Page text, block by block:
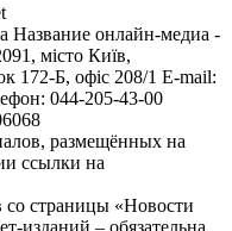
Название онлайн-медиа -
місто Київ,
Б, офіс 208/1 E-mail:
044-205-43-00
размещённых на
ссылки на
страницы «Новости
изданий – обязательна